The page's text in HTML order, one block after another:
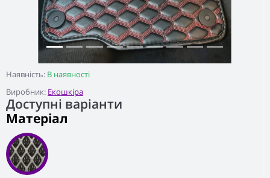
Наявність: В наявності
Виробник: Екошкіра
Доступні варіанти
Матеріал